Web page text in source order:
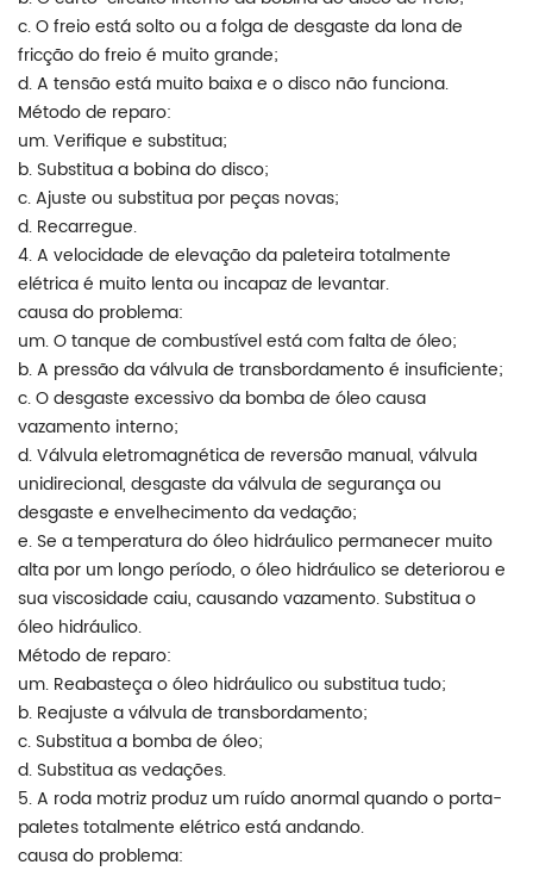
c. O freio está solto ou a folga de desgaste da lona de
fricção do freio é muito grande;
d. A tensão está muito baixa e o disco não funciona.
Método de reparo:
um. Verifique e substitua;
b. Substitua a bobina do disco;
c. Ajuste ou substitua por peças novas;
d. Recarregue.
4. A velocidade de elevação da paleteira totalmente
elétrica é muito lenta ou incapaz de levantar.
causa do problema:
um. O tanque de combustível está com falta de óleo;
b. A pressão da válvula de transbordamento é insuficiente;
c. O desgaste excessivo da bomba de óleo causa
vazamento interno;
d. Válvula eletromagnética de reversão manual, válvula
unidirecional, desgaste da válvula de segurança ou
desgaste e envelhecimento da vedação;
e. Se a temperatura do óleo hidráulico permanecer muito
alta por um longo período, o óleo hidráulico se deteriorou e
sua viscosidade caiu, causando vazamento. Substitua o
óleo hidráulico.
Método de reparo:
um. Reabasteça o óleo hidráulico ou substitua tudo;
b. Reajuste a válvula de transbordamento;
c. Substitua a bomba de óleo;
d. Substitua as vedações.
5. A roda motriz produz um ruído anormal quando o porta-
paletes totalmente elétrico está andando.
causa do problema: